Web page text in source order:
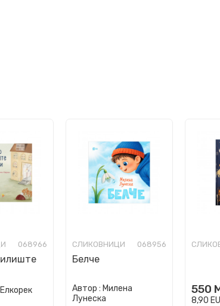
068966 СЛИКОВНИЦИ 068956
Белче
Автор : Милена
Лунеска
550
8,90